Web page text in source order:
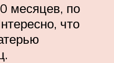
месяцев, по
что